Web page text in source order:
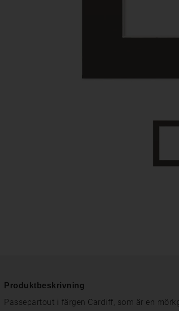
Produktbeskrivning
Passepartout i färgen Cardiff, som är en